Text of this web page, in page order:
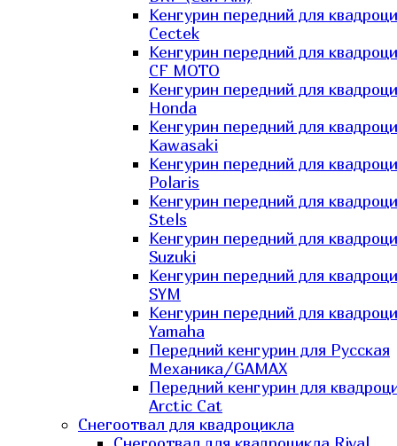
Кенгурин передний для
Cectek
Кенгурин передний для
CF MOTO
Кенгурин передний для
Honda
Кенгурин передний для
Kawasaki
Кенгурин передний для
Polaris
Кенгурин передний для
Stels
Кенгурин передний для
Suzuki
Кенгурин передний для
SYM
Кенгурин передний для
Yamaha
Передний кенгурин для Русская
Механика/GAMAX
Передний кенгурин для
Arctic Cat
Снегоотвал для квадроцикла